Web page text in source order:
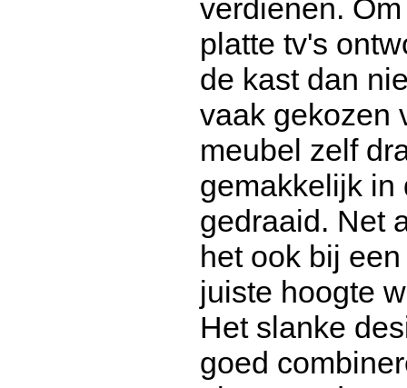
verdienen.
platte tv's
de kast dan
vaak gekozen
meubel zelf
gemakkelijk in
gedraaid. Net
het ook bij
juiste hoogte
Het slanke
goed